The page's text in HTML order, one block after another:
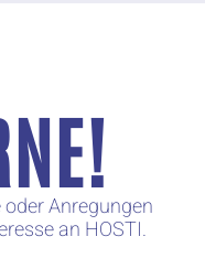
Anregungen
an HOSTI.